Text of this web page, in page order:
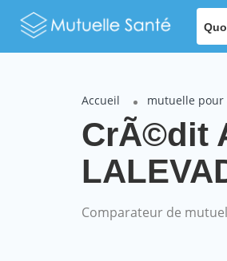
Accueil mutuelle
CrÃ©dit
Comparateur de